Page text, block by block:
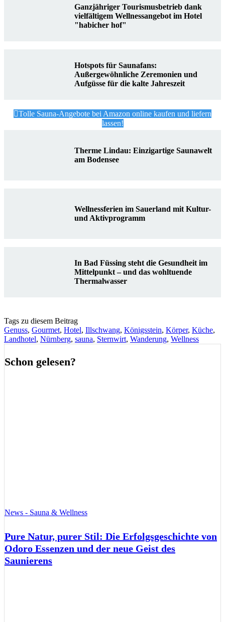
Ganzjähriger Tourismusbetrieb dank
vielfältigem Wellnessangebot im Hotel
"habicher hof"
Hotspots für Saunafans:
Außergewöhnliche Zeremonien und
Aufgüsse für die kalte Jahreszeit
Tolle Sauna-Angebote bei Amazon online kaufen und liefern
lassen!
Therme Lindau: Einzigartige Saunawelt
am Bodensee
Wellnessferien im Sauerland mit Kultur-
und Aktivprogramm
In Bad Füssing steht die Gesundheit im
Mittelpunkt – und das wohltuende
Thermalwasser
Tags zu diesem Beitrag
Genuss, Gourmet, Hotel, Illschwang, Königsstein, Körper, Küche,
Landhotel, Nürnberg, sauna, Sternwirt, Wanderung, Wellness
Schon gelesen?
News - Sauna & Wellness
Pure Natur, purer Stil: Die Erfolgsgeschichte von
Odoro Essenzen und der neue Geist des
Saunierens